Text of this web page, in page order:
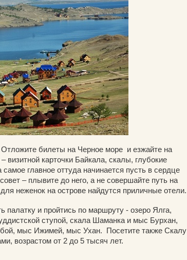
билеты на Черное море и езжайте на
визитной карточки Байкала, скалы, глубокие
главное оттуда начинается пусть в сердце
– плывите до него, а не совершайте путь на
неженок на острове найдутся приличные отели.
палатку и пройтись по маршруту - озеро Ялга,
ступой, скала Шаманка и мыс Бурхан,
мыс Ижимей, мыс Ухан. Посетите также Скалу
возрастом от 2 до 5 тысяч лет.